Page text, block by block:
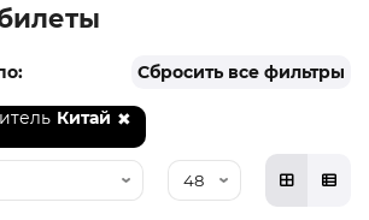
Сбросить все фильтры
Китай